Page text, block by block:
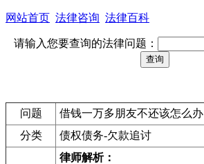
网站首页 法律咨询 法律百科
请输入您要查询的法律问题：
问题
借钱一万多朋友不还该怎么办
分类
债权债务-欠款追讨
律师解析：